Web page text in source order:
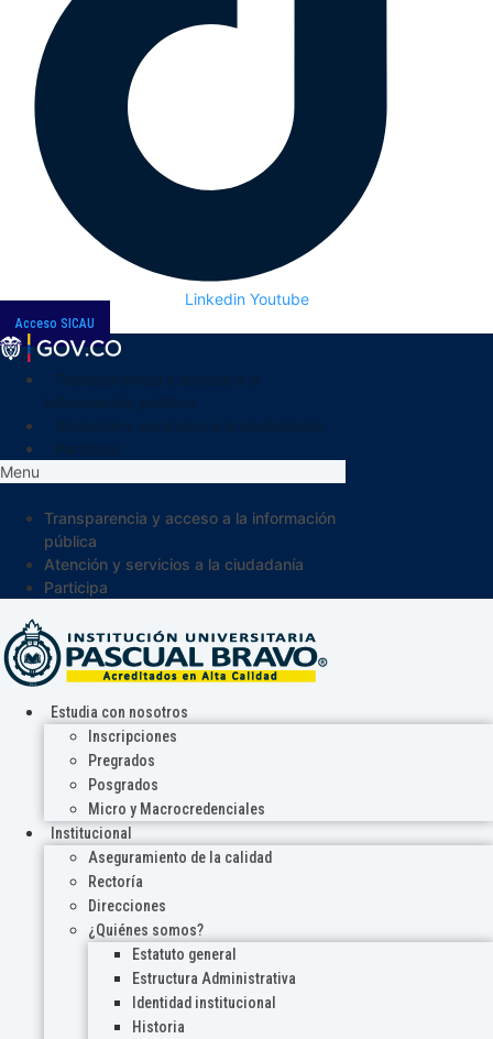
Linkedin Youtube
Acceso SICAU
Menu
Transparencia y acceso a la información
pública
Atención y servicios a la ciudadanía
Participa
Estudia con nosotros
Inscripciones
Pregrados
Posgrados
Micro y Macrocredenciales
Institucional
Aseguramiento de la calidad
Rectoría
Direcciones
¿Quiénes somos?
Estatuto general
Estructura Administrativa
Identidad institucional
Historia